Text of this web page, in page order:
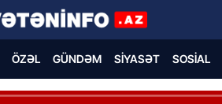
ÖZƏL GÜNDƏM SIYASƏT SOSIAL